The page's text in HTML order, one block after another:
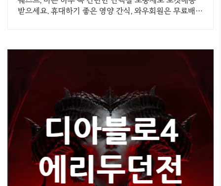
받으세요. 휴대하기 좋은 영양 간식, 와우회원은 무료배송